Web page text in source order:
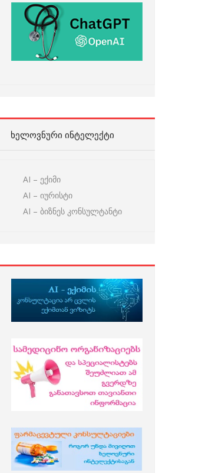
ᲮᲔᲚᲝᲕᲜᲣᲠᲘ ᲘᲜᲢᲔᲚᲔᲥᲢᲘ
AI – ექიმი
AI – იურისტი
AI – ბიზნეს კონსულტანტი